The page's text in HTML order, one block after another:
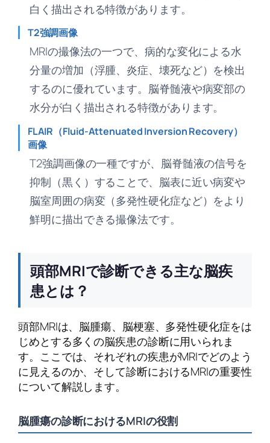
白く描出される特徴があります。
T2強調画像
MRIの撮像法の一つで、病的な変化による水
分量の増加（浮腫、炎症、壊死など）を検出
するのに優れています。脳脊髄液や病変部の
水分が白く描出される特徴があります。
FLAIR（Fluid-Attenuated Inversion Recovery）
画像
T2強調画像の一種ですが、脳脊髄液の信号を
抑制（黒く）することで、脳表に近い病変や
脳室周囲の病変（多発性硬化症など）をより
鮮明に描出できる撮像法です。
頭部MRIで診断できる主な脳疾
患とは？
頭部MRIは、脳腫瘍、脳梗塞、多発性硬化症をは
じめとする多くの脳疾患の診断に用いられま
す。ここでは、それぞれの疾患がMRIでどのよう
に見えるのか、そして診断におけるMRIの重要性
について解説します。
脳腫瘍の診断におけるMRIの役割